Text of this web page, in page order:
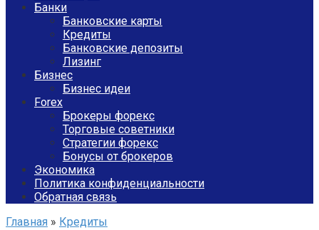
Банки
Банковские карты
Кредиты
Банковские депозиты
Лизинг
Бизнес
Бизнес идеи
Forex
Брокеры форекс
Торговые советники
Стратегии форекс
Бонусы от брокеров
Экономика
Политика конфиденциальности
Обратная связь
Главная » Кредиты